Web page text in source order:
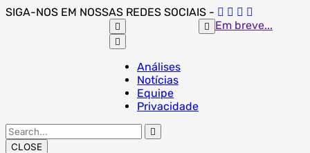
Skip
SIGA-NOS EM NOSSAS REDES SOCIAIS -
Análises
Notícias
Equipe
Privacidade
Em breve...
Search
for:
CLOSE